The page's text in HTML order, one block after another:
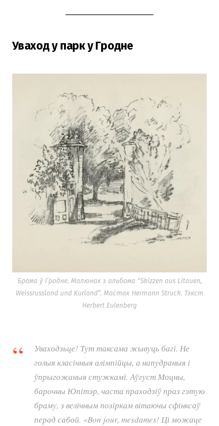
Уваход у парк у Гродне
Брама ў Гродне. Малюнак з альбома “Skizzen aus Litauen,
Weissrussland und Kurland”. Мастак Hermann Struck. Тэкст
Herbert Eulenberg
Уваходзьце! Тут таксама жывуць багі. Не
голыя класічныя алімпійцы, а напудраныя і
ўпрыгожаныя стужкамі. Аўгуст Моцны,
барочны Юпітэр, часта праходзіў праз гэтую
браму, з велічным позіркам вітаючы сфінксаў
перад сабой. «Bon jour, mesdames! Ці можаце